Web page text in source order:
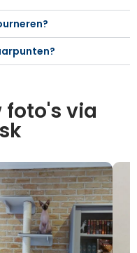
foto's via